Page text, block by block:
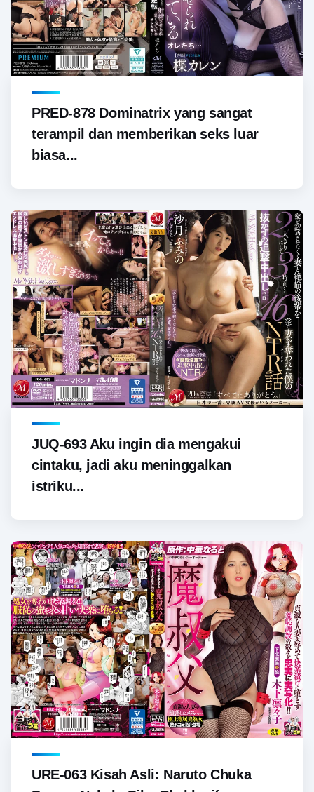
PRED-878 Dominatrix yang sangat
terampil dan memberikan seks luar
biasa...
JUQ-693 Aku ingin dia mengakui
cintaku, jadi aku meninggalkan
istriku...
URE-063 Kisah Asli: Naruto Chuka